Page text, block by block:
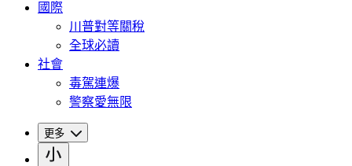
國際
川普對等關稅
全球必讀
社會
毒駕連爆
警察愛無限
更多